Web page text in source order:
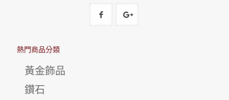
熱門商品分類
黃金飾品
鑽石